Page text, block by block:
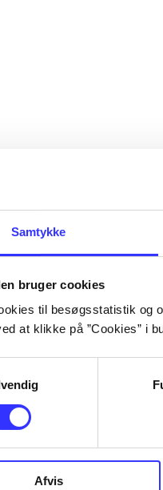
Samtykke
bruger cookies
til besøgsstatistik og
at klikke på ”Cookies” i
Afvis
Assassin's creed III